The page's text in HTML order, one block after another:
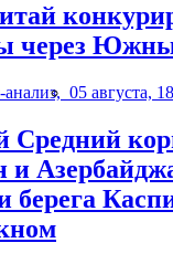
через
05 августа,
Средний
и
берега